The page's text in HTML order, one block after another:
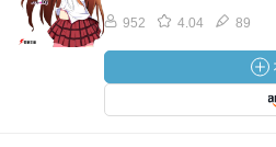
952 4.04 89